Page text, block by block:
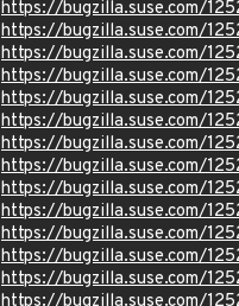
https://bugzilla.suse.com/
https://bugzilla.suse.com/
https://bugzilla.suse.com/
https://bugzilla.suse.com/
https://bugzilla.suse.com/
https://bugzilla.suse.com/
https://bugzilla.suse.com/
https://bugzilla.suse.com/
https://bugzilla.suse.com/
https://bugzilla.suse.com/
https://bugzilla.suse.com/
https://bugzilla.suse.com/
https://bugzilla.suse.com/